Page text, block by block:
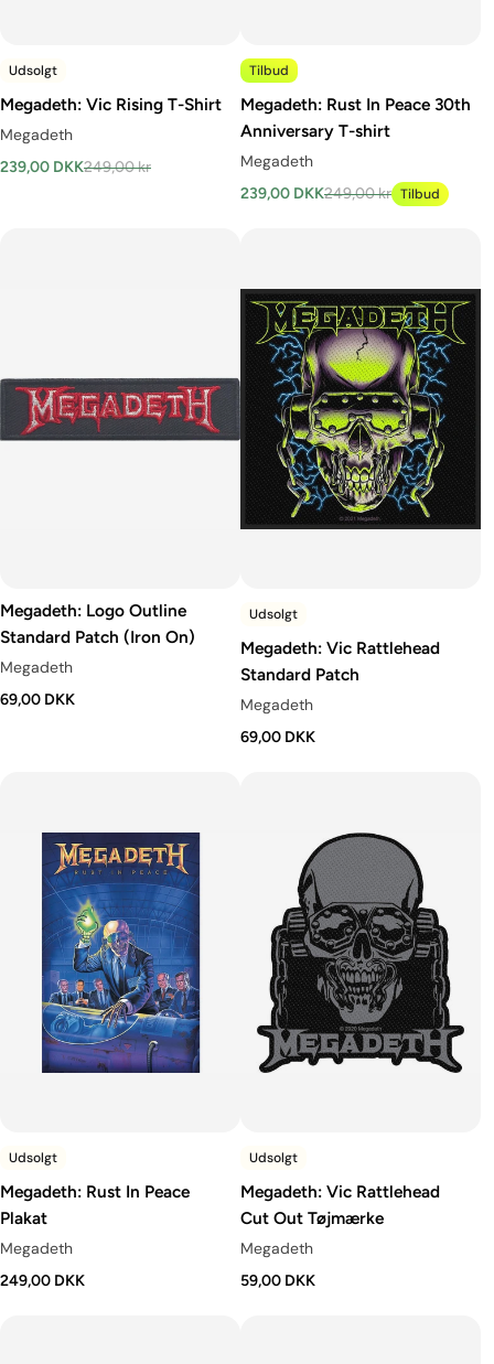
Udsolgt
Megadeth: Vic Rising T-Shirt
Megadeth
239,00 DKK249,00 kr
Tilbud
Megadeth: Rust In Peace 30th
Anniversary T-shirt
Megadeth
239,00 DKK249,00 kr Tilbud
Megadeth: Logo Outline
Standard Patch (Iron On)
Megadeth
69,00 DKK
Udsolgt
Megadeth: Vic Rattlehead
Standard Patch
Megadeth
69,00 DKK
Udsolgt
Megadeth: Rust In Peace
Plakat
Megadeth
249,00 DKK
Udsolgt
Megadeth: Vic Rattlehead
Cut Out Tøjmærke
Megadeth
59,00 DKK